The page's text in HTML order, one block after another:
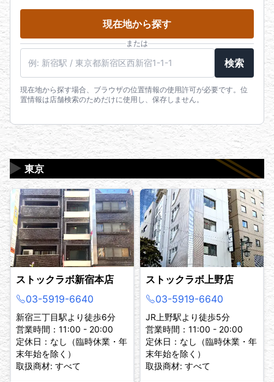
現在地から探す
または
検索
現在地から探す場合、ブラウザの位置情報の使用許可が必要です。位
置情報は店舗検索のためだけに使用し、保存しません。
東京
▶
ストックラボ新宿本店
03-5919-6640
新宿三丁目駅より徒歩6分
営業時間：11:00 - 20:00
定休日：なし（臨時休業・年
末年始を除く）
取扱商材: すべて
ストックラボ上野店
03-5919-6640
JR上野駅より徒歩5分
営業時間：11:00 - 20:00
定休日：なし（臨時休業・年
末年始を除く）
取扱商材: すべて